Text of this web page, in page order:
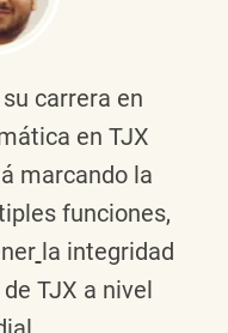
carrera en
en TJX
marcando la
funciones,
la integridad
TJX a nivel